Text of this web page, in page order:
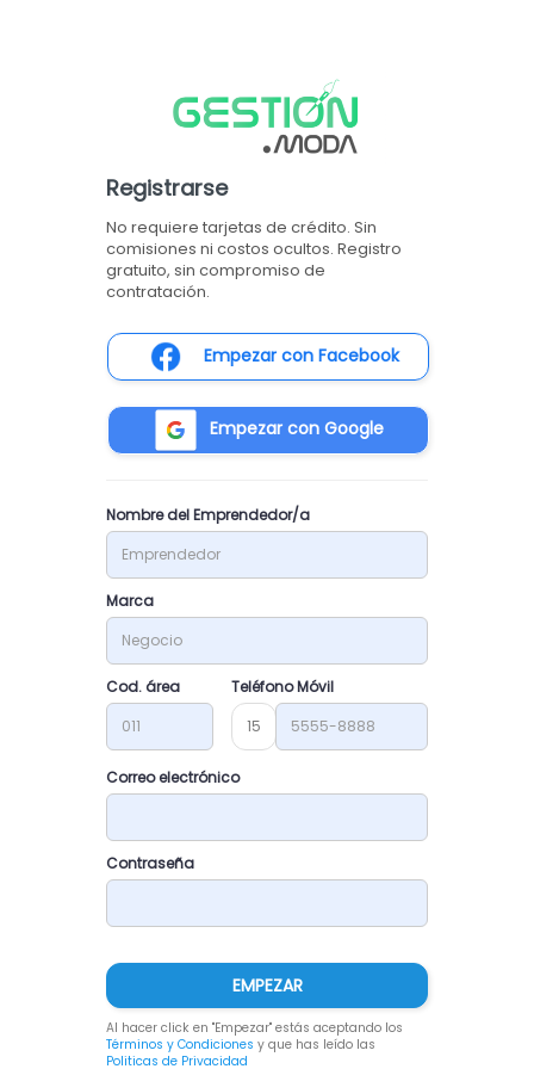
Registrarse
No requiere tarjetas de crédito. Sin
comisiones ni costos ocultos. Registro
gratuito, sin compromiso de
contratación.
Empezar con Facebook
Empezar con Google
Nombre del Emprendedor/a
Marca
Cod. área
Teléfono Móvil
15
Correo electrónico
Contraseña
EMPEZAR
Al hacer click en "Empezar" estás aceptando los
Términos y Condiciones y que has leído las
Politicas de Privacidad